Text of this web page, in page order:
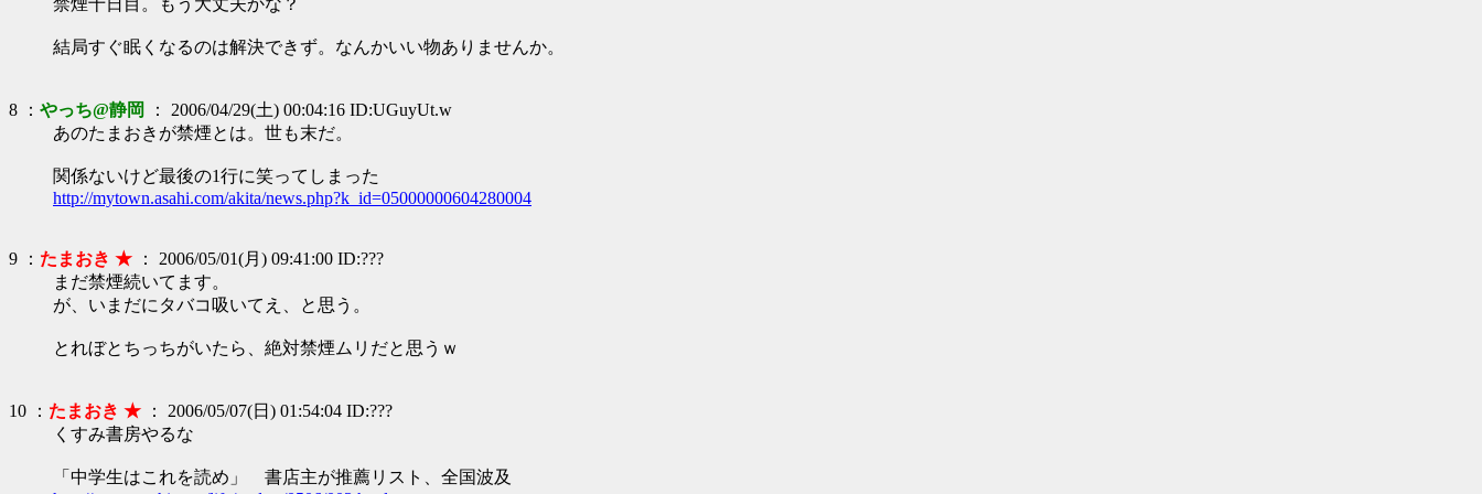
禁煙十日目。もう大丈夫かな？
結局すぐ眠くなるのは解決できず。なんかいい物ありませんか。
8 ： やっち@静岡
： 2006/04/29(土) 00:04:16 ID:UGuyUt.w
あのたまおきが禁煙とは。世も末だ。
関係ないけど最後の1行に笑ってしまった
http://mytown.asahi.com/akita/news.php?k_id=05000000604280004
9 ： たまおき ★ ： 2006/05/01(月) 09:41:00 ID:???
まだ禁煙続いてます。
が、いまだにタバコ吸いてえ、と思う。
とれぼとちっちがいたら、絶対禁煙ムリだと思うｗ
10 ： たまおき ★ ： 2006/05/07(日) 01:54:04 ID:???
くすみ書房やるな
「中学生はこれを読め」 書店主が推薦リスト、全国波及